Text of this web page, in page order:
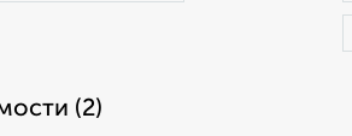
(2)